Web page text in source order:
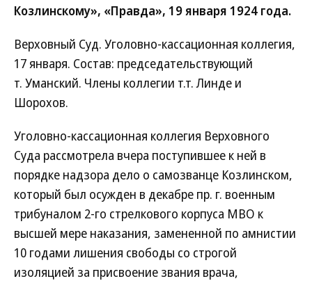
Козлинскому», «Правда», 19 января 1924 года.
Верховный Суд. Уголовно-кассационная коллегия,
17 января. Состав: председательствующий
т. Уманский. Члены коллегии т.т. Линде и
Шорохов.
Уголовно-кассационная коллегия Верховного
Суда рассмотрела вчера поступившее к ней в
порядке надзора дело о самозванце Козлинском,
который был осужден в декабре пр. г. военным
трибуналом 2-го стрелкового корпуса МВО к
высшей мере наказания, замененной по амнистии
10 годами лишения свободы со строгой
изоляцией за присвоение звания врача,